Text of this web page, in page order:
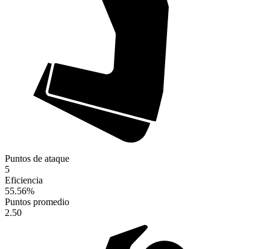
Puntos de ataque
5
Eficiencia
55.56%
Puntos promedio
2.50